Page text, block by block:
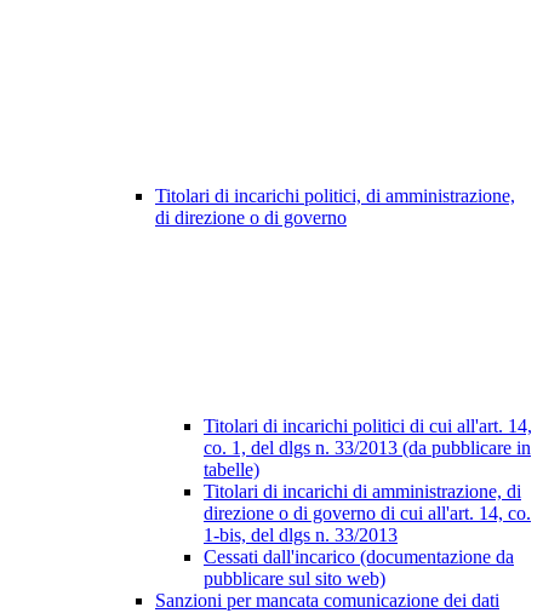
Titolari di incarichi politici, di amministrazione,
di direzione o di governo
Titolari di incarichi politici di cui all'art. 14,
co. 1, del dlgs n. 33/2013 (da pubblicare in
tabelle)
Titolari di incarichi di amministrazione, di
direzione o di governo di cui all'art. 14, co.
1-bis, del dlgs n. 33/2013
Cessati dall'incarico (documentazione da
pubblicare sul sito web)
Sanzioni per mancata comunicazione dei dati